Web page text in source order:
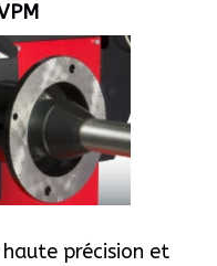
précision et